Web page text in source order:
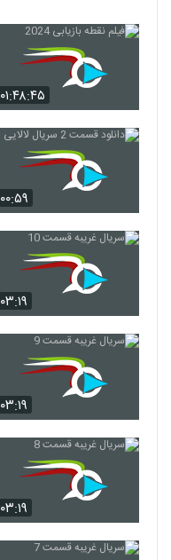
۰۱:۴۸:۴۵
۰۰:۵۹
۰۳:۱۹
۰۳:۱۹
۰۳:۱۹